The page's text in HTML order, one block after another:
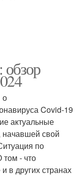
о
Covid-19
актуальные
начавшей свой
по
том - что
в других странах